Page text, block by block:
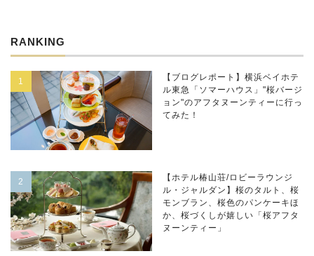
RANKING
【ブログレポート】横浜ベイホテ
ル東急「ソマーハウス」"桜バージ
ョン"のアフタヌーンティーに行っ
てみた！
【ホテル椿山荘/ロビーラウンジ
ル・ジャルダン】桜のタルト、桜
モンブラン、桜色のパンケーキほ
か、桜づくしが嬉しい「桜アフタ
ヌーンティー」